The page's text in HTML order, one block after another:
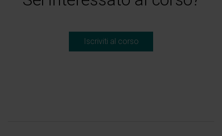
Iscriviti al corso